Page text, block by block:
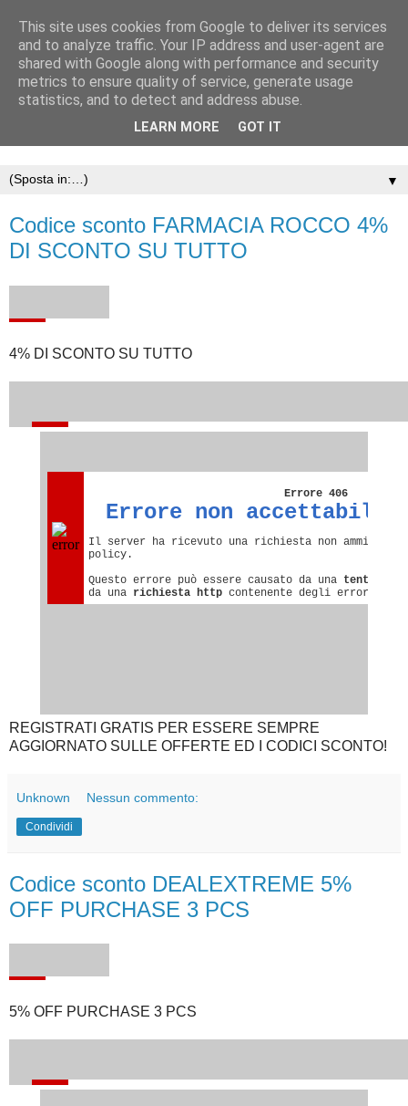
▼
Codice sconto FARMACIA ROCCO 4%
DI SCONTO SU TUTTO
4% DI SCONTO SU TUTTO
REGISTRATI GRATIS PER ESSERE SEMPRE
AGGIORNATO SULLE OFFERTE ED I CODICI SCONTO!
Unknown Nessun commento:
Condividi
Codice sconto DEALEXTREME 5%
OFF PURCHASE 3 PCS
5% OFF PURCHASE 3 PCS
This site uses cookies from Google to deliver its services
and to analyze traffic. Your IP address and user-agent are
shared with Google along with performance and security
metrics to ensure quality of service, generate usage
statistics, and to detect and address abuse.
LEARN MORE GOT IT